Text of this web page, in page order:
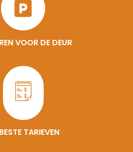
VOOR DE DEUR
TARIEVEN